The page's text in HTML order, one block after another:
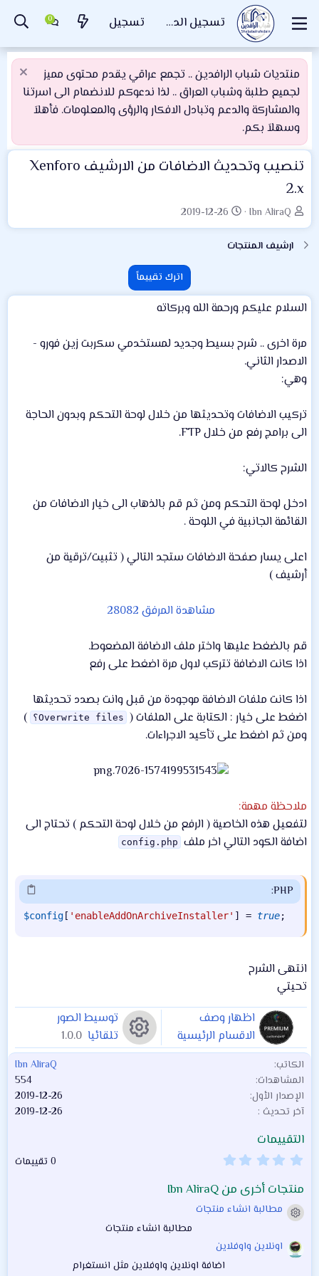
تسجيل الدخول تسجيل
منتديات شباب الرافدين .. تجمع عراقي يقدم محتوى مميز
لجميع طلبة وشباب العراق .. لذا ندعوكم للانضمام الى اسرتنا
والمشاركة والدعم وتبادل الافكار والرؤى والمعلومات. فأهلاَ
وسهلاَ بكم.
تنصيب وتحديث الاضافات من الارشيف Xenforo
2.x
ا
ل
ك
Ibn AliraQ
ت
ا
ر
ل
ن
2019-12-26
ارشيف المنتجات
اترك تقييماً
السلام عليكم ورحمة الله وبركاته
مرة اخرى .. شرح بسيط وجديد لمستخدمي سكربت زين فورو -
الاصدار الثاني.
وهي:
تركيب الاضافات وتحديثها من خلال لوحة التحكم وبدون الحاجة
الى برامج رفع من خلال FTP.
الشرح كالاتي:
ادخل لوحة التحكم ومن ثم قم بالذهاب الى خيار الاضافات من
القائمة الجانبية في اللوحة .
اعلى يسار صفحة الاضافات ستجد التالي ( تثبيت/ترقية من
أرشيف )
مشاهدة المرفق 28082
قم بالضغط عليها واختر ملف الاضافة المضعوط.
اذا كانت الاضافة تتركب لاول مرة اضغط على رفع
اذا كانت ملفات الاضافة موجودة من قبل وانت بصدد تحديثها
اضغط على خيار : الكتابة على الملفات ( Overwrite files؟
)
ومن ثم اضغط على تأكيد الاجراءات.
ملاحظة مهمة:
لتفعيل هذه الخاصية ( الرفع من خلال لوحة التحكم ) تحتاج الى
اضافة الكود التالي اخر ملف config.php
PHP:
$config[ 'enableAddOnArchiveInstaller' ] = true;
انتهى الشرح
تحيتي
اظهار وصف
الاقسام الرئيسية
بمرور الماوس1.0.0
من
تج
توسيط الصور
تلقائيا 1.0.0
الكاتب
Ibn AliraQ
المشاهدات
554
الإصدار الأول
2019-12-26
آخر تحديث
2019-12-26
التقييمات
0
0
ن
ج
م
0 تقييمات
منتجات أخرى من Ibn AliraQ
أيقونة المنتج
مطالبة انشاء منتجات
مطالبة انشاء منتجات
اونلاين واوفلاين
اضافة اونلاين واوفلاين مثل انستغرام